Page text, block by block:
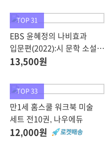
TOP 31
EBS 윤혜정의 나비효과
입문편(2022):시 문학 소설
문학 비문학,
13,500원
TOP 33
만1세 홈스쿨 워크북 미술
세트 전10권, 나우에듀
12,000원